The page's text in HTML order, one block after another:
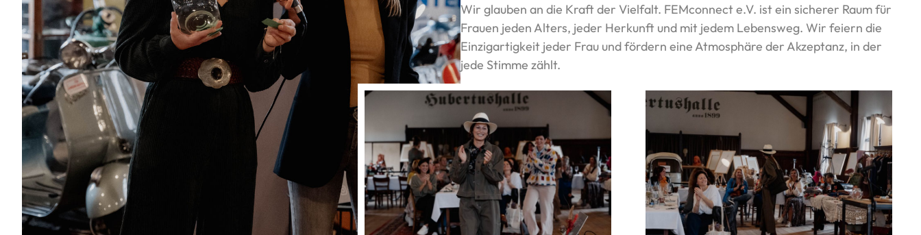
Wir glauben an die Kraft der Vielfalt. FEMconnect e.V. ist ein sicherer Raum für
Frauen jeden Alters, jeder Herkunft und mit jedem Lebensweg. Wir feiern die
Einzigartigkeit jeder Frau und fördern eine Atmosphäre der Akzeptanz, in der
jede Stimme zählt.